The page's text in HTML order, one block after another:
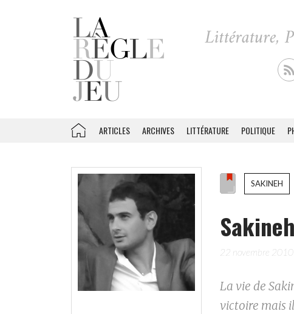
ARTICLES ARCHIVES LITTÉRATURE POLITIQUE
SAKINEH
22 novembre 2010
La vie de
victoire mais